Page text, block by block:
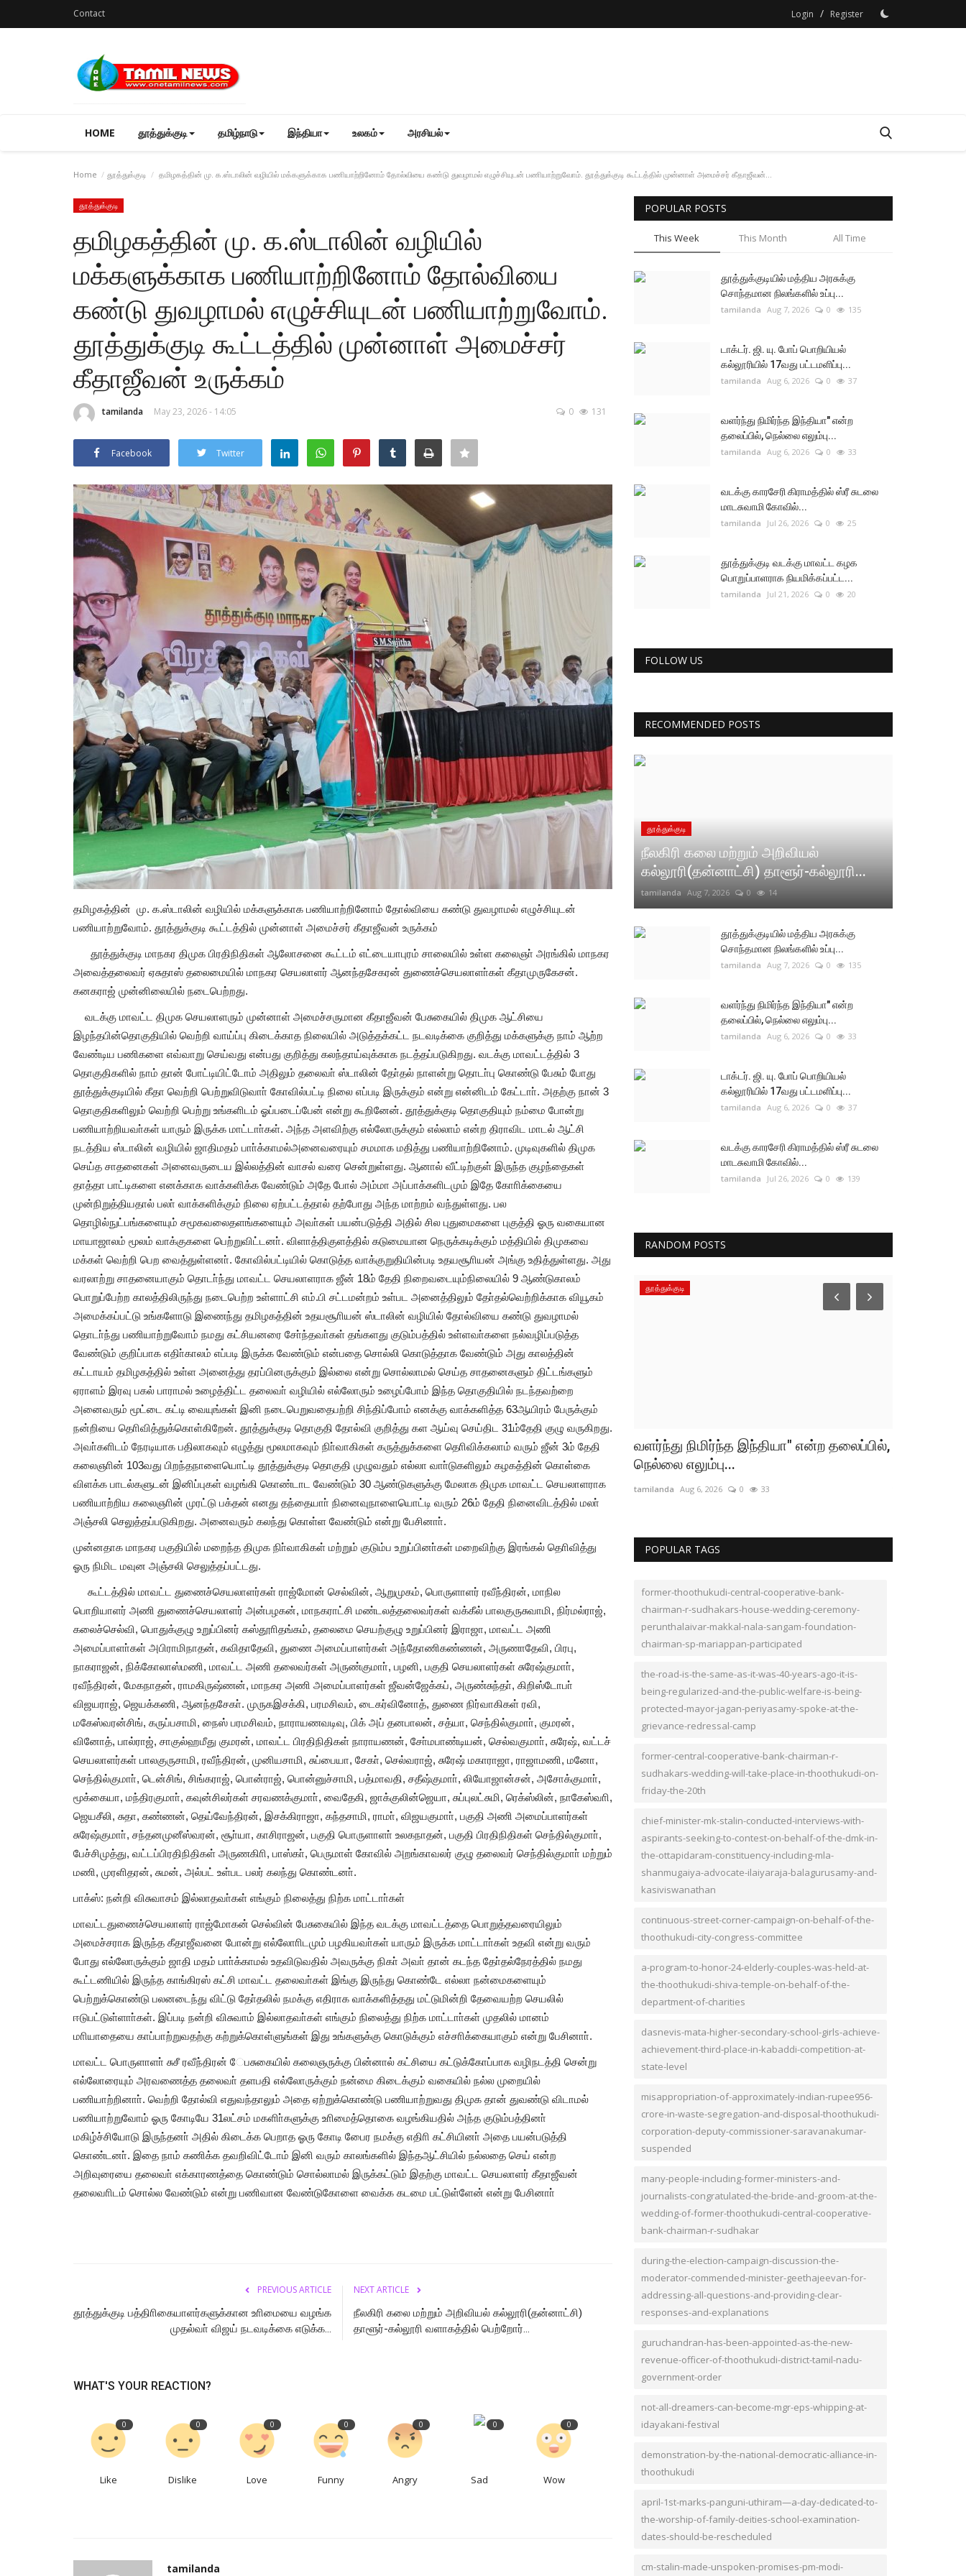
Contact Login / Register
HOME தூத்துக்குடி தமிழ்நாடு இந்தியா உலகம் அரசியல்
Home தூத்துக்குடி தமிழகத்தின் மு. க.ஸ்டாலின் வழியில் மக்களுக்காக பணியாற்றினோம் தோல்வியை கண்டு துவழாமல் எழுச்சியுடன் பணியாற்றுவோம். தூத்துக்குடி கூட்டத்தில் முன்னாள் அமைச்சர் கீதாஜீவன்...
தூத்துக்குடி
தமிழகத்தின் மு. க.ஸ்டாலின் வழியில்
மக்களுக்காக பணியாற்றினோம் தோல்வியை
கண்டு துவழாமல் எழுச்சியுடன் பணியாற்றுவோம்.
தூத்துக்குடி கூட்டத்தில் முன்னாள் அமைச்சர்
கீதாஜீவன் உருக்கம்
tamilanda May 23, 2026 - 14:05 0 131
Facebook Twitter
தமிழகத்தின் மு. க.ஸ்டாலின் வழியில் மக்களுக்காக பணியாற்றினோம் தோல்வியை கண்டு துவழாமல் எழுச்சியுடன்
பணியாற்றுவோம். தூத்துக்குடி கூட்டத்தில் முன்னாள் அமைச்சர் கீதாஜீவன் உருக்கம்
தூத்துக்குடி மாநகர திமுக பிரதிநிதிகள் ஆலோசனை கூட்டம் எட்டையாபுரம் சாலையில் உள்ள கலைஞா் அரங்கில் மாநகர
அவைத்தலைவர் ஏசுதாஸ் தலைமையில் மாநகர செயலாளர் ஆனந்தசேகரன் துணைச்செயலாளா்கள் கீதாமுருகேசன்.
கனகராஜ் முன்னிலையில் நடைபெற்றது.
வடக்கு மாவட்ட திமுக செயலாளரும் முன்னாள் அமைச்சருமான கீதாஜீவன் பேசுகையில் திமுக ஆட்சியை
இழந்தபின்தொகுதியில் வெற்றி வாய்ப்பு கிடைக்காத நிலையில் அடுத்தக்கட்ட நடவடிக்கை குறித்து மக்களுக்கு நாம் ஆற்ற
வேண்டிய பணிகளை எவ்வாறு செய்வது என்பது குறித்து கலந்தாய்வுக்காக நடத்தப்படுகிறது. வடக்கு மாவட்டத்தில் 3
தொகுதிகளில் நாம் தான் போட்டியிட்டோம் அதிலும் தலைவா் ஸ்டாலின் தோ்தல் நாளன்று தொடா்பு கொண்டு பேசும் போது
தூத்துக்குடியில் கீதா வெற்றி பெற்றுவிடுவாா் கோவில்பட்டி நிலை எப்படி இருக்கும் என்று என்னிடம் கேட்டாா். அதற்கு நான் 3
தொகுதிகளிலும் வெற்றி பெற்று உங்களிடம் ஓப்படைப்பேன் என்று கூறினேன். தூத்துக்குடி தொகுதியும் நம்மை போன்று
பணியாற்றியவா்கள் யாரும் இருக்க மாட்டாா்கள். அந்த அளவிற்கு எல்லோருக்கும் எல்லாம் என்ற திராவிட மாடல் ஆட்சி
நடத்திய ஸ்டாலின் வழியில் ஜாதிமதம் பாா்க்காமல்அனைவரையும் சமமாக மதித்து பணியாற்றினோம். முடிவுகளில் திமுக
செய்த சாதனைகள் அனைவருடைய இல்லத்தின் வாசல் வரை சென்றுள்ளது. ஆனால் வீட்டிற்குள் இருந்த குழந்தைகள்
தாத்தா பாட்டிகளை எனக்காக வாக்களிக்க வேண்டும் அதே போல் அம்மா அப்பாக்களிடமும் இதே கோாிக்கையை
முன்நிறுத்தியதால் பலா் வாக்களிக்கும் நிலை ஏற்பட்டத்தால் தற்போது அந்த மாற்றம் வந்துள்ளது. பல
தொழில்நுட்பங்களையும் சமூகவலைதளங்களையும் அவா்கள் பயன்படுத்தி அதில் சில புதுமைகளை புகுத்தி ஓரு வகையான
மாயாஜாலம் மூலம் வாக்குகளை பெற்றுவிட்டனா். விளாத்திகுளத்தில் கடுமையான நெருக்கடிக்கும் மத்தியில் திமுகவை
மக்கள் வெற்றி பெற வைத்துள்ளனா். கோவில்பட்டியில் கொடுத்த வாக்குறுதியின்படி உதயசூாியன் அங்கு உதித்துள்ளது. அது
வரலாற்று சாதனையாகும் தொடா்ந்து மாவட்ட செயலாளராக ஜீன் 18ம் தேதி நிறைவடையும்நிலையில் 9 ஆண்டுகாலம்
பொறுப்பேற்ற காலத்திலிருந்து நடைபெற்ற உள்ளாட்சி எம்.பி சட்டமன்றம் உள்பட அனைத்திலும் தோ்தல்வெற்றிக்காக வியூகம்
அமைக்கப்பட்டு உங்களோடு இணைந்து தமிழகத்தின் உதயசூாியன் ஸ்டாலின் வழியில் தோல்வியை கண்டு துவழாமல்
தொடா்ந்து பணியாற்றுவோம் நமது கட்சியனரை சோ்ந்தவா்கள் தங்களது குடும்பத்தில் உள்ளவா்களை நல்வழிப்படுத்த
வேண்டும் குறிப்பாக எதிா்காலம் எப்படி இருக்க வேண்டும் என்பதை சொல்லி கொடுத்தாக வேண்டும் அது காலத்தின்
கட்டாயம் தமிழகத்தில் உள்ள அனைத்து தரப்பினருக்கும் இல்லை என்று சொல்லாமல் செய்த சாதனைகளும் திட்டங்களும்
ஏராளம் இரவு பகல் பாராமல் உழைத்திட்ட தலைவா் வழியில் எல்லோரும் உழைப்போம் இந்த தொகுதியில் நடந்தவற்றை
அனைவரும் மூட்டை கட்டி வையுங்கள் இனி நடைபெறுவதைபற்றி சிந்திப்போம் எனக்கு வாக்களித்த 63ஆயிரம் பேருக்கும்
நன்றியை தொிவித்துக்கொள்கிறேன். தூத்துக்குடி தொகுதி தோல்வி குறித்து கள ஆய்வு செய்திட 31ம்தேதி குழு வருகிறது.
அவா்களிடம் நேரடியாக பதிலாகவும் எழுத்து மூலமாகவும் நிா்வாகிகள் கருத்துக்களை தொிவிக்கலாம் வரும் ஜீன் 3ம் தேதி
கலைஞாின் 103வது பிறந்தநாளையொட்டி தூத்துக்குடி தொகுதி முழுவதும் எல்லா வாா்டுகளிலும் கழகத்தின் கொள்கை
விளக்க பாடல்களுடன் இனிப்புகள் வழங்கி கொண்டாட வேண்டும் 30 ஆண்டுகளுக்கு மேலாக திமுக மாவட்ட செயலாளராக
பணியாற்றிய கலைஞாின் முரட்டு பக்தன் எனது தந்தையாா் நினைவுநாளையொட்டி வரும் 26ம் தேதி நினைவிடத்தில் மலா்
அஞ்சலி செலுத்தப்படுகிறது. அனைவரும் கலந்து கொள்ள வேண்டும் என்று பேசினாா்.
முன்னதாக மாநகர பகுதியில் மறைந்த திமுக நிா்வாகிகள் மற்றும் குடும்ப உறுப்பினா்கள் மறைவிற்கு இரங்கல் தொிவித்து
ஓரு நிமிட மவுன அஞ்சலி செலுத்தப்பட்டது.
கூட்டத்தில் மாவட்ட துணைச்செயலாளர்கள் ராஜ்மோன் செல்வின், ஆறுமுகம், பொருளாளர் ரவீந்திரன், மாநில
பொறியாளர் அணி துணைச்செயலாளர் அன்பழகன், மாநகராட்சி மண்டலத்தலைவர்கள் வக்கீல் பாலகுருசுவாமி, நிர்மல்ராஜ்,
கலைச்செல்வி, பொதுக்குழு உறுப்பினர் கஸ்தூாிதங்கம், தலைமை செயற்குழு உறுப்பினர் இராஜா, மாவட்ட அணி
அமைப்பாளா்கள் அபிராமிநாதன், கவிதாதேவி, துணை அமைப்பாளர்கள் அந்தோணிகண்ணன், அருணாதேவி, பிரபு,
நாகராஜன், நிக்கோலாஸ்மணி, மாவட்ட அணி தலைவர்கள் அருண்குமாா், பழனி, பகுதி செயலாளர்கள் சுரேஷ்குமாா்,
ரவீந்திரன், மேகநாதன், ராமகிருஷ்ணன், மாநகர அணி அமைப்பாளர்கள் ஜீவன்ஜேக்கப், அருண்சுந்தா், கிறிஸ்டோபா்
விஜயராஜ், ஜெயக்கணி, ஆனந்தசேகா். முருகஇசக்கி, பரமசிவம், டைகர்வினோத், துணை நிர்வாகிகள் ரவி,
மகேஸ்வரன்சிங், கருப்பசாமி, நைஸ் பரமசிவம், நாராயணவடிவு, பிக் அப் தனபாலன், சத்யா, செந்தில்குமாா், குமரன்,
வினோத், பால்ராஜ், சாகுல்ஹமீது குமரன், மாவட்ட பிரதிநிதிகள் நாராயணன், சோ்மபாண்டியன், செல்வகுமாா், சுரேஷ், வட்டச்
செயலாளர்கள் பாலகுருசாமி, ரவீந்திரன், முனியசாமி, சுப்பையா, சேகா், செல்வராஜ், சுரேஷ் மகாராஜா, ராஜாமணி, மனோ,
செந்தில்குமாா், டென்சிங், சிங்கராஜ், பொன்ராஜ், பொன்னுச்சாமி, பத்மாவதி, சதீஷ்குமாா், லியோஜான்சன், அசோக்குமாா்,
மூக்கையா, மந்திரகுமாா், கவுன்சிலர்கள் சரவணக்குமாா், வைதேகி, ஜாக்குலின்ஜெயா, சுப்புலட்சுமி, ரெக்ஸ்லின், நாகேஸ்வாி,
ஜெயசீலி, சுதா, கண்ணன், தெய்வேந்திரன், இசக்கிராஜா, கந்தசாமி, ராமா், விஜயகுமாா், பகுதி அணி அமைப்பாளர்கள்
சுரேஷ்குமாா், சந்தனமுனீஸ்வரன், சூா்யா, காசிராஜன், பகுதி பொருளாளா் உலகநாதன், பகுதி பிரதிநிதிகள் செந்தில்குமாா்,
பேச்சிமுத்து, வட்டப்பிரதிநிதிகள் அருணகிாி, பாஸ்கா், பெருமாள் கோவில் அறங்காவலர் குழு தலைவர் செந்தில்குமாா் மற்றும்
மணி, முரளிதரன், சுமன், அல்பட் உள்பட பலர் கலந்து கொண்டனா்.
பாக்ஸ்: நன்றி விசுவாசம் இல்லாதவா்கள் எங்கும் நிலைத்து நிற்க மாட்டாா்கள்
மாவட்டதுணைச்செயலாளர் ராஜ்மோகன் செல்வின் பேசுகையில் இந்த வடக்கு மாவட்டத்தை பொறுத்தவரையிலும்
அமைச்சராக இருந்த கீதாஜீவனை போன்று எல்லோாிடமும் பழகியவா்கள் யாரும் இருக்க மாட்டாா்கள் உதவி என்று வரும்
போது எல்லோருக்கும் ஜாதி மதம் பாா்க்காமல் உதவிடுவதில் அவருக்கு நிகா் அவா் தான் கடந்த தோ்தல்நேரத்தில் நமது
கூட்டணியில் இருந்த காங்கிரஸ் கட்சி மாவட்ட தலைவா்கள் இங்கு இருந்து கொண்டே எல்லா நன்மைகளையும்
பெற்றுக்கொண்டு பலனடைந்து விட்டு தோ்தலில் நமக்கு எதிராக வாக்களித்தது மட்டுமின்றி தேவையற்ற செயலில்
ஈடுபட்டுள்ளாா்கள். இப்படி நன்றி விசுவாம் இல்லாதவா்கள் எங்கும் நிலைத்து நிற்க மாட்டாா்கள் முதலில் மானம்
மாியாதையை காப்பாற்றுவதற்கு கற்றுக்கொள்ளுங்கள் இது உங்களுக்கு கொடுக்கும் எச்சாிக்கையாகும் என்று பேசினாா்.
மாவட்ட பொருளாளா் சுசீ ரவீந்திரன் ேபசுகையில் கலைஞருக்கு பின்னால் கட்சியை கட்டுக்கோப்பாக வழிநடத்தி சென்று
எல்லோரையும் அரவணைத்த தலைவா் தளபதி எல்லோருக்கும் நன்மை கிடைக்கும் வகையில் நல்ல முறையில்
பணியாற்றினாா். வெற்றி தோல்வி எதுவந்தாலும் அதை ஏற்றுக்கொண்டு பணியாற்றுவது திமுக தான் துவண்டு விடாமல்
பணியாற்றுவோம் ஓரு கோடியே 31லட்சம் மகளிா்களுக்கு உாிமைத்தொகை வழங்கியதில் அந்த குடும்பத்தினா்
மகிழ்ச்சியோடு இருந்தனா் அதில் கிடைக்க பெறாத ஓரு கோடி பேைர நமக்கு எதிாி கட்சியினா் அதை பயன்படுத்தி
கொண்டனா். இதை நாம் கணிக்க தவறிவிட்டோம் இனி வரும் காலங்களில் இந்தஆட்சியில் நல்லதை செய் என்ற
அறிவுரையை தலைவா் எக்காரணத்தை கொண்டும் சொல்லாமல் இருக்கட்டும் இதற்கு மாவட்ட செயலாளர் கீதாஜீவன்
தலைவாிடம் சொல்ல வேண்டும் என்று பணிவான வேண்டுகோளை வைக்க கடமை பட்டுள்ளேன் என்று பேசினாா்
PREVIOUS ARTICLE
தூத்துக்குடி பத்திாிகையாளர்களுக்கான உாிமையை வழங்க
முதல்வா் விஜய் நடவடிக்கை எடுக்க...
NEXT ARTICLE
நீலகிரி கலை மற்றும் அறிவியல் கல்லூரி(தன்னாட்சி)
தாளூர்-கல்லூரி வளாகத்தில் பெற்றோர்...
WHAT'S YOUR REACTION?
0
Like
0
Dislike
0
Love
0
Funny
0
Angry
0
Sad
0
Wow
tamilanda
POPULAR POSTS
This Week This Month All Time
தூத்துக்குடியில் மத்திய அரசுக்கு
சொந்தமான நிலங்களில் உப்பு...
tamilanda Aug 7, 2026 0 135
டாக்டர். ஜி. யு. போப் பொறியியல்
கல்லூரியில் 17வது பட்டமளிப்பு...
tamilanda Aug 6, 2026 0 37
வளர்ந்து நிமிர்ந்த இந்தியா" என்ற
தலைப்பில், நெல்லை எலும்பு...
tamilanda Aug 6, 2026 0 33
வடக்கு காரசேரி கிராமத்தில் ஸ்ரீ சுடலை
மாடசுவாமி கோவில்...
tamilanda Jul 26, 2026 0 25
தூத்துக்குடி வடக்கு மாவட்ட கழக
பொறுப்பாளராக நியமிக்கப்பட்ட...
tamilanda Jul 21, 2026 0 20
FOLLOW US
RECOMMENDED POSTS
தூத்துக்குடி
நீலகிரி கலை மற்றும் அறிவியல்
கல்லூரி(தன்னாட்சி) தாளூர்-கல்லூரி...
tamilanda Aug 7, 2026 0 14
தூத்துக்குடியில் மத்திய அரசுக்கு
சொந்தமான நிலங்களில் உப்பு...
tamilanda Aug 7, 2026 0 135
வளர்ந்து நிமிர்ந்த இந்தியா" என்ற
தலைப்பில், நெல்லை எலும்பு...
tamilanda Aug 6, 2026 0 33
டாக்டர். ஜி. யு. போப் பொறியியல்
கல்லூரியில் 17வது பட்டமளிப்பு...
tamilanda Aug 6, 2026 0 37
வடக்கு காரசேரி கிராமத்தில் ஸ்ரீ சுடலை
மாடசுவாமி கோவில்...
tamilanda Jul 26, 2026 0 139
RANDOM POSTS
தூத்துக்குடி
தூத்துக்குடியில் உள்ள உலக புகழ்பெற்ற
பனிமய மாதா பேராலய...
tamilanda Jul 21, 2026 0 126
தூத்துக்குடி
நீலகிரி கலை மற்றும் அறிவியல்
கல்லூரி(தன்னாட்சி) தாளூர்-கல்லூரி...
tamilanda Aug 7, 2026 0 14
தூத்துக்குடி
வளர்ந்து நிமிர்ந்த இந்தியா" என்ற தலைப்பில்,
நெல்லை எலும்பு...
tamilanda Aug 6, 2026 0 33
POPULAR TAGS
former-thoothukudi-central-cooperative-bank-
chairman-r-sudhakars-house-wedding-ceremony-
perunthalaivar-makkal-nala-sangam-foundation-
chairman-sp-mariappan-participated
the-road-is-the-same-as-it-was-40-years-ago-it-is-
being-regularized-and-the-public-welfare-is-being-
protected-mayor-jagan-periyasamy-spoke-at-the-
grievance-redressal-camp
former-central-cooperative-bank-chairman-r-
sudhakars-wedding-will-take-place-in-thoothukudi-on-
friday-the-20th
chief-minister-mk-stalin-conducted-interviews-with-
aspirants-seeking-to-contest-on-behalf-of-the-dmk-in-
the-ottapidaram-constituency-including-mla-
shanmugaiya-advocate-ilaiyaraja-balagurusamy-and-
kasiviswanathan
continuous-street-corner-campaign-on-behalf-of-the-
thoothukudi-city-congress-committee
a-program-to-honor-24-elderly-couples-was-held-at-
the-thoothukudi-shiva-temple-on-behalf-of-the-
department-of-charities
dasnevis-mata-higher-secondary-school-girls-achieve-
achievement-third-place-in-kabaddi-competition-at-
state-level
misappropriation-of-approximately-indian-rupee956-
crore-in-waste-segregation-and-disposal-thoothukudi-
corporation-deputy-commissioner-saravanakumar-
suspended
many-people-including-former-ministers-and-
journalists-congratulated-the-bride-and-groom-at-the-
wedding-of-former-thoothukudi-central-cooperative-
bank-chairman-r-sudhakar
during-the-election-campaign-discussion-the-
moderator-commended-minister-geethajeevan-for-
addressing-all-questions-and-providing-clear-
responses-and-explanations
guruchandran-has-been-appointed-as-the-new-
revenue-officer-of-thoothukudi-district-tamil-nadu-
government-order
not-all-dreamers-can-become-mgr-eps-whipping-at-
idayakani-festival
demonstration-by-the-national-democratic-alliance-in-
thoothukudi
april-1st-marks-panguni-uthiram—a-day-dedicated-to-
the-worship-of-family-deities-school-examination-
dates-should-be-rescheduled
cm-stalin-made-unspoken-promises-pm-modi-